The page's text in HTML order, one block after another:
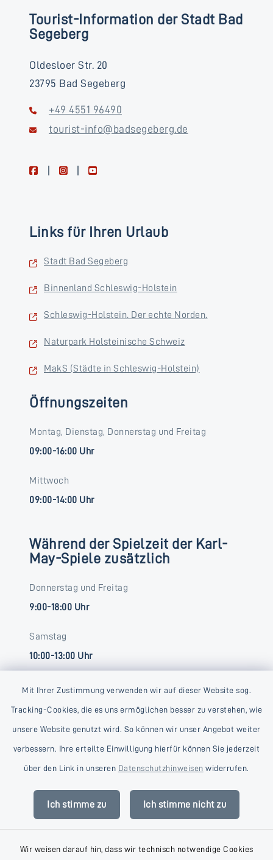
Mit Ihrer Zustimmung verwenden wir auf dieser Website sog.
Tracking-Cookies, die es uns ermöglichen besser zu verstehen, wie
unsere Website genutzt wird. So können wir unser Angebot weiter
verbessern. Ihre erteilte Einwilligung hierfür können Sie jederzeit
über den Link in unseren Datenschutzhinweisen widerrufen.
Ich stimme zu Ich stimme nicht zu
Wir weisen darauf hin, dass wir technisch notwendige Cookies
Tourist-Information der Stadt Bad
Segeberg
Oldesloer Str. 20
23795 Bad Segeberg
+49 4551 96490
tourist-info@badsegeberg.de
facebookinstagramyoutube
Links für Ihren Urlaub
Stadt Bad Segeberg
Binnenland Schleswig-Holstein
Schleswig-Holstein. Der echte Norden.
Naturpark Holsteinische Schweiz
MakS (Städte in Schleswig-Holstein)
Öffnungszeiten
Montag, Dienstag, Donnerstag und Freitag
09:00-16:00 Uhr
Mittwoch
09:00-14:00 Uhr
Während der Spielzeit der Karl-
May-Spiele zusätzlich
Donnerstag und Freitag
9:00-18:00 Uhr
Samstag
10:00-13:00 Uhr
Kontakt
Datenschutz
Impressum